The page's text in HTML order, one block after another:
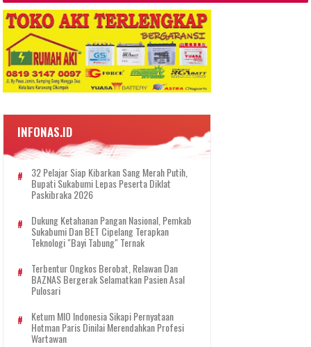
INFONAS.ID
32 Pelajar Siap Kibarkan Sang Merah Putih,
Bupati Sukabumi Lepas Peserta Diklat
Paskibraka 2026
Dukung Ketahanan Pangan Nasional, Pemkab
Sukabumi Dan BET Cipelang Terapkan
Teknologi "Bayi Tabung" Ternak
Terbentur Ongkos Berobat, Relawan Dan
BAZNAS Bergerak Selamatkan Pasien Asal
Pulosari
Ketum MIO Indonesia Sikapi Pernyataan
Hotman Paris Dinilai Merendahkan Profesi
Wartawan